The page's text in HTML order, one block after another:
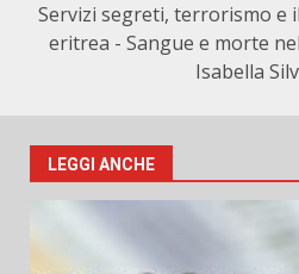
Servizi segreti, terrorismo e
eritrea - Sangue e morte
Isabella
LEGGI ANCHE